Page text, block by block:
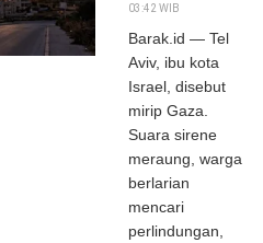
Palestina?
03:42 WIB
Barak.id — Tel
Aviv, ibu kota
Israel, disebut
mirip Gaza.
Suara sirene
meraung, warga
berlarian
mencari
perlindungan,